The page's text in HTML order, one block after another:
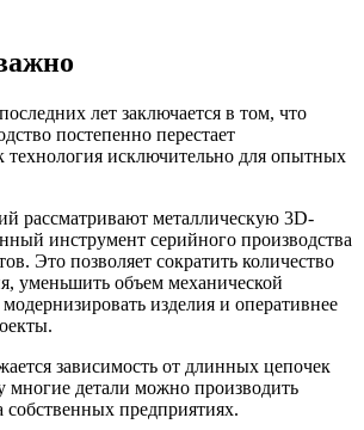
лет заключается в том, что
постепенно перестает
технология исключительно для опытных
рассматривают металлическую 3D-
инструмент серийного производства
Это позволяет сократить количество
уменьшить объем механической
изделия и оперативнее
зависимость от длинных цепочек
многие детали можно производить
собственных предприятиях.